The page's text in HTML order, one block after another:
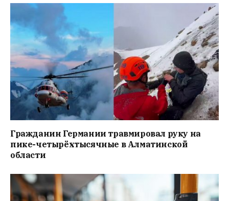
Гражданин Германии травмировал руку на
пике-четырёхтысячные в Алматинской
области